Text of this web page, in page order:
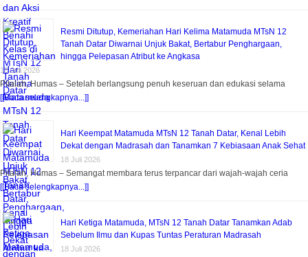
Resmi Ditutup, Kemeriahan Hari Kelima Matamuda MTsN 12
Tanah Datar Diwarnai Unjuk Bakat, Bertabur Penghargaan,
hingga Pelepasan Atribut ke Angkasa
18 Juli 2026
Pitalah, Humas – Setelah berlangsung penuh keseruan dan edukasi selama
[[Baca selengkapnya...]]
Hari Keempat Matamuda MTsN 12 Tanah Datar, Kenal Lebih
Dekat dengan Madrasah dan Tanamkan 7 Kebiasaan Anak Sehat
18 Juli 2026
Pitalah, Humas – Semangat membara terus terpancar dari wajah-wajah ceria
[[Baca selengkapnya...]]
Hari Ketiga Matamuda, MTsN 12 Tanah Datar Tanamkan Adab
Sebelum Ilmu dan Kupas Tuntas Peraturan Madrasah
18 Juli 2026